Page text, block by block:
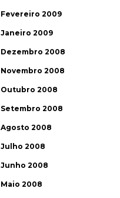
Fevereiro 2009
Janeiro 2009
Dezembro 2008
Novembro 2008
Outubro 2008
Setembro 2008
Agosto 2008
Julho 2008
Junho 2008
Maio 2008